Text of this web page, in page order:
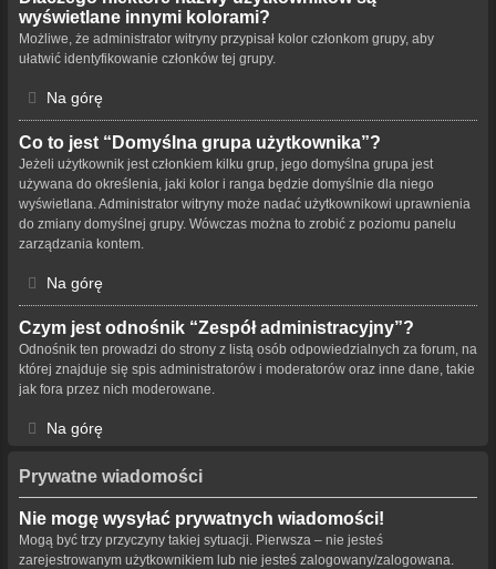
wyświetlane innymi kolorami?
Możliwe, że administrator witryny przypisał kolor członkom grupy, aby
ułatwić identyfikowanie członków tej grupy.
Na górę
Co to jest “Domyślna grupa użytkownika”?
Jeżeli użytkownik jest członkiem kilku grup, jego domyślna grupa jest
używana do określenia, jaki kolor i ranga będzie domyślnie dla niego
wyświetlana. Administrator witryny może nadać użytkownikowi uprawnienia
do zmiany domyślnej grupy. Wówczas można to zrobić z poziomu panelu
zarządzania kontem.
Na górę
Czym jest odnośnik “Zespół administracyjny”?
Odnośnik ten prowadzi do strony z listą osób odpowiedzialnych za forum, na
której znajduje się spis administratorów i moderatorów oraz inne dane, takie
jak fora przez nich moderowane.
Na górę
Prywatne wiadomości
Nie mogę wysyłać prywatnych wiadomości!
Mogą być trzy przyczyny takiej sytuacji. Pierwsza – nie jesteś
zarejestrowanym użytkownikiem lub nie jesteś zalogowany/zalogowana.